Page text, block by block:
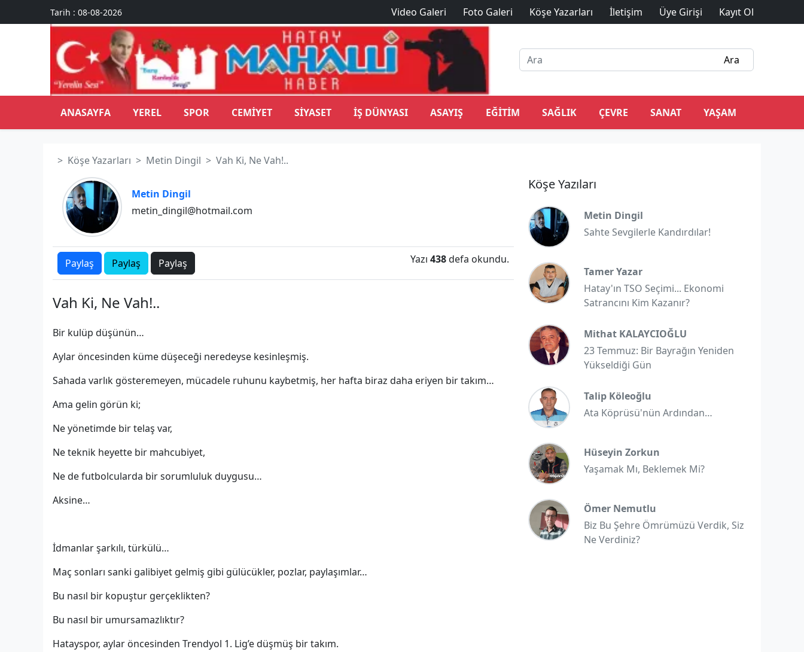
Tarih : 08-08-2026 Video Galeri Foto Galeri Köşe Yazarları İletişim Üye Girişi Kayıt Ol
ANASAYFA YEREL SPOR CEMIYET SIYASET İŞ DÜNYASI ASAYIŞ EĞITIM SAĞLIK ÇEVRE SANAT YAŞAM
Köşe Yazarları Metin Dingil Vah Ki, Ne Vah!..
Metin Dingil
metin_dingil@hotmail.com
Paylaş Paylaş Paylaş Yazı 438defa okundu.
Vah Ki, Ne Vah!..
Bir kulüp düşünün…
Aylar öncesinden küme düşeceği neredeyse kesinleşmiş.
Sahada varlık gösteremeyen, mücadele ruhunu kaybetmiş, her hafta biraz daha eriyen bir takım…
Ama gelin görün ki;
Ne yönetimde bir telaş var,
Ne teknik heyette bir mahcubiyet,
Ne de futbolcularda bir sorumluluk duygusu…
Aksine…
İdmanlar şarkılı, türkülü…
Maç sonları sanki galibiyet gelmiş gibi gülücükler, pozlar, paylaşımlar…
Bu nasıl bir kopuştur gerçeklikten?
Bu nasıl bir umursamazlıktır?
Hatayspor, aylar öncesinden Trendyol 1. Lig’e düşmüş bir takım.
Köşe Yazıları
Metin Dingil
Sahte Sevgilerle Kandırdılar!
Tamer Yazar
Hatay'ın TSO Seçimi... Ekonomi
Satrancını Kim Kazanır?
Mithat KALAYCIOĞLU
23 Temmuz: Bir Bayrağın Yeniden
Yükseldiği Gün
Talip Köleoğlu
Ata Köprüsü'nün Ardından…
Hüseyin Zorkun
Yaşamak Mı, Beklemek Mi?
Ömer Nemutlu
Biz Bu Şehre Ömrümüzü Verdik, Siz
Ne Verdiniz?